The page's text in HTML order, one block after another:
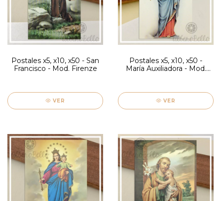
Postales x5, x10, x50 - San
Francisco - Mod. Firenze
VER
Postales x5, x10, x50 -
María Auxiliadora - Mod.
VER